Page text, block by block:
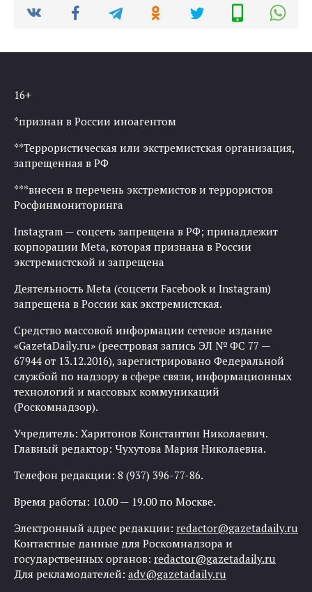
16+
*признан в России иноагентом
**Террористическая или экстремистская организация,
запрещенная в РФ
***внесен в перечень экстремистов и террористов
Росфинмониторинга
Instagram — соцсеть запрещена в РФ; принадлежит
корпорации Meta, которая признана в России
экстремистской и запрещена
Деятельность Meta (соцсети Facebook и Instagram)
запрещена в России как экстремистская.
Средство массовой информации сетевое издание
«GazetaDaily.ru» (реестровая запись ЭЛ № ФС 77 —
67944 от 13.12.2016), зарегистрировано Федеральной
службой по надзору в сфере связи, информационных
технологий и массовых коммуникаций
(Роскомнадзор).
Учредитель: Харитонов Константин Николаевич.
Главный редактор: Чухутова Мария Николаевна.
Телефон редакции: 8 (937) 396-77-86.
Время работы: 10.00 — 19.00 по Москве.
Электронный адрес редакции: redactor@gazetadaily.ru
Контактные данные для Роскомнадзора и
государственных органов: redactor@gazetadaily.ru
Для рекламодателей: adv@gazetadaily.ru